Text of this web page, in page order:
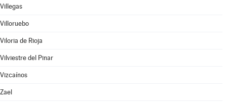
Villegas
Villoruebo
Viloria de Rioja
Vilviestre del Pinar
Vizcaínos
Zael